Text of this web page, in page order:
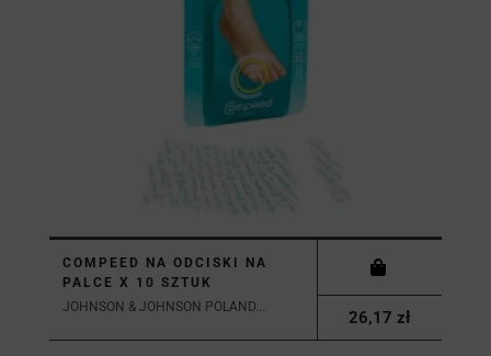
COMPEED NA ODCISKI NA
PALCE X 10 SZTUK
JOHNSON & JOHNSON POLAND...
26,17 zł